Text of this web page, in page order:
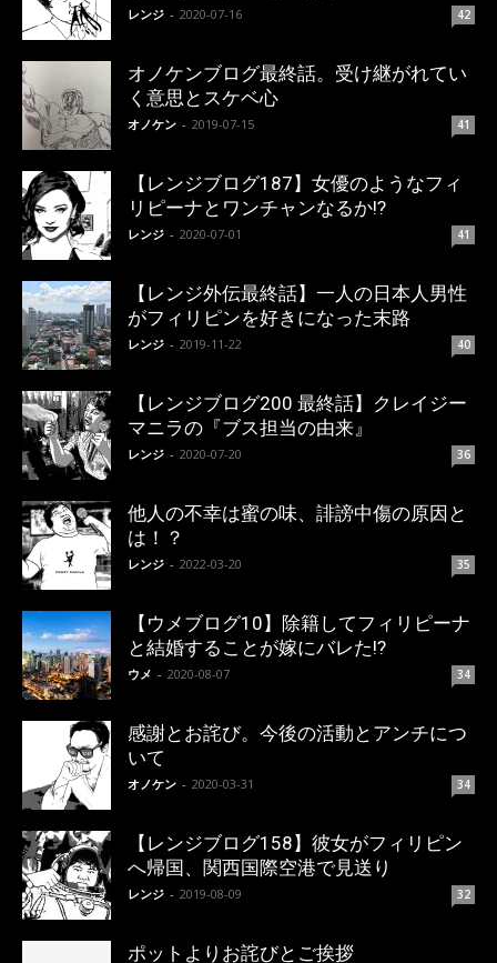
レンジ - 2020-07-16 42
オノケンブログ最終話。受け継がれてい
く意思とスケベ心
オノケン - 2019-07-15 41
【レンジブログ187】女優のようなフィ
リピーナとワンチャンなるか!?
レンジ - 2020-07-01 41
【レンジ外伝最終話】一人の日本人男性
がフィリピンを好きになった末路
レンジ - 2019-11-22 40
【レンジブログ200 最終話】クレイジー
マニラの『ブス担当の由来』
レンジ - 2020-07-20 36
他人の不幸は蜜の味、誹謗中傷の原因と
は！？
レンジ - 2022-03-20 35
【ウメブログ10】除籍してフィリピーナ
と結婚することが嫁にバレた!?
ウメ - 2020-08-07 34
感謝とお詫び。今後の活動とアンチにつ
いて
オノケン - 2020-03-31 34
【レンジブログ158】彼女がフィリピン
へ帰国、関西国際空港で見送り
レンジ - 2019-08-09 32
ポットよりお詫びとご挨拶